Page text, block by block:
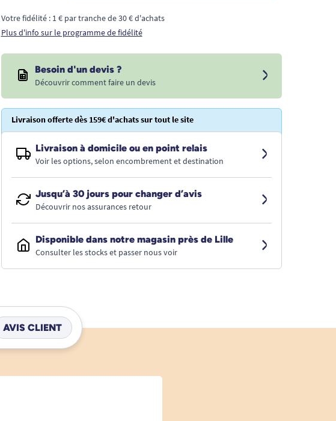
Votre fidélité : 1 € par tranche de 30 € d'achats
Plus d'info sur le programme de fidélité
Besoin d'un devis ?
Découvrir comment faire un devis
Livraison offerte dès 159€ d'achats sur tout le site
Livraison à domicile ou en point relais
Voir les options, selon encombrement et destination
Jusqu’à 30 jours pour changer d’avis
Découvrir nos assurances retour
Disponible dans notre magasin près de Lille
Consulter les stocks et passer nous voir
AVIS CLIENT